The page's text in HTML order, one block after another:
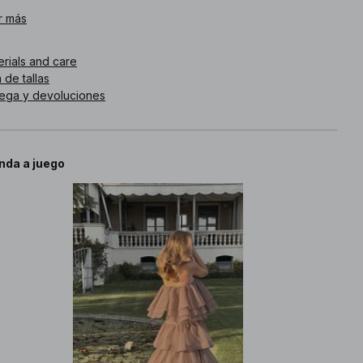
de artículo
más
and care
de tallas
y devoluciones
a juego